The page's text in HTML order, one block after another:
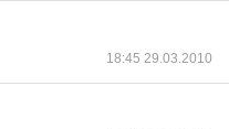
18:45 29.03.2010